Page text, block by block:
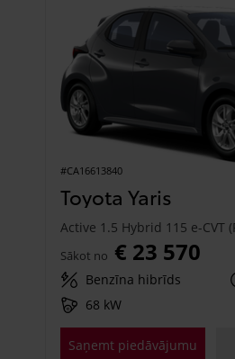
#CA16613840
Toyota Yaris
Sākot no € 23 570
Benzīna hibrīds
68 kW
Saņemt piedāvājumu